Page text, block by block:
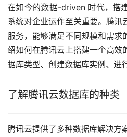
在如今的数据-driven 时代，搭
系统对企业运作至关重要。腾讯
服务，能够满足不同规模和需求
绍如何在腾讯云上搭建一个高效
据库类型、创建数据库实例、进
了解腾讯云数据库的种类
腾讯云提供了多种数据库解决方